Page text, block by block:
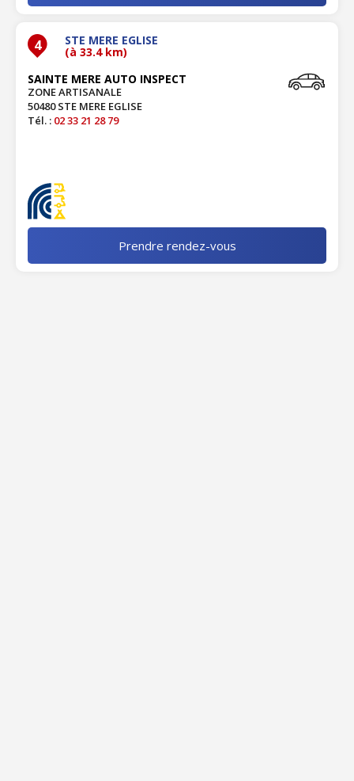
4 STE MERE EGLISE
(à 33.4 km)
SAINTE MERE AUTO INSPECT
ZONE ARTISANALE
50480 STE MERE EGLISE
Tél. : 02 33 21 28 79
Prendre rendez-vous